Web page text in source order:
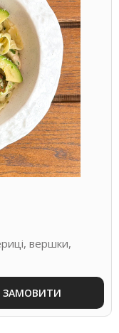
вершки,
ЗАМОВИТИ